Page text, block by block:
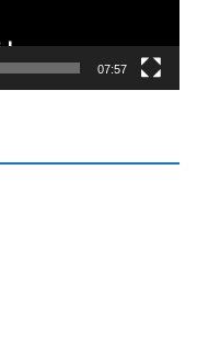
07:57